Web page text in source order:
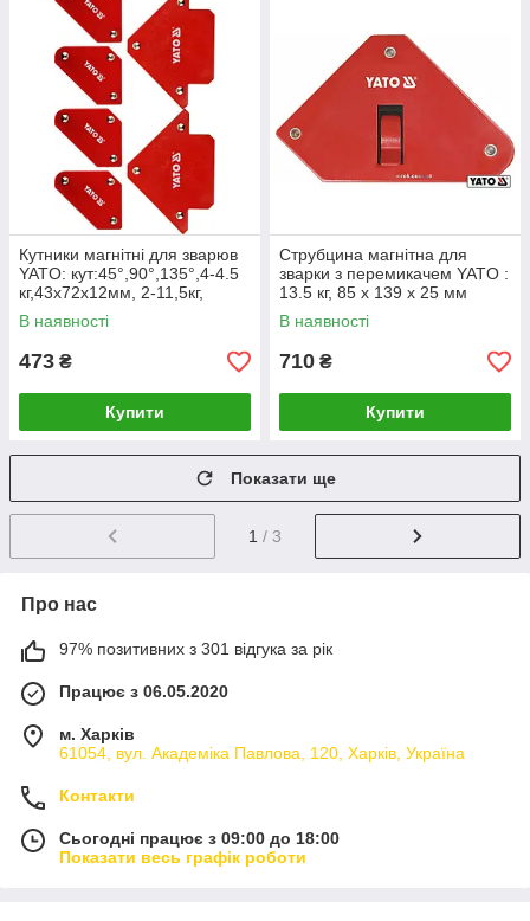
Кутники магнітні для зварюв
YATO: кут:45°,90°,135°,4-4.5
кг,43х72х12мм, 2-11,5кг,
82х118х14мм [6/18]
В наявності
473 ₴
Купити
Струбцина магнітна для
зварки з перемикачем YATO :
13.5 кг, 85 х 139 х 25 мм
В наявності
710 ₴
Купити
Показати ще
1 / 3
Про нас
97% позитивних з 301 відгука за рік
Працює з 06.05.2020
м. Харків
61054, вул. Академіка Павлова, 120, Харків, Україна
Контакти
Сьогодні працює з 09:00 до 18:00
Показати весь графік роботи